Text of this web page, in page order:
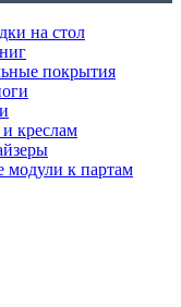
на стол
покрытия
креслам
модули к партам